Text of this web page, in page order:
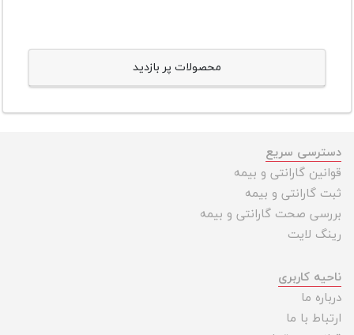
محصولات پر بازدید
دسترسی سریع
قوانین گارانتی و بیمه
ثبت گارانتی و بیمه
بررسی صحت گارانتی و بیمه
رینگ لایت
ناحیه کاربری
درباره ما
ارتباط با ما